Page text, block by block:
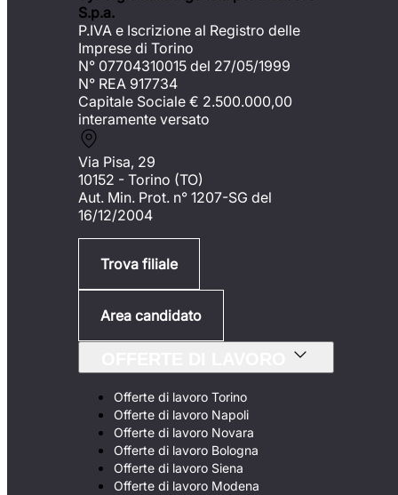
S.p.a.
P.IVA e Iscrizione al Registro delle
Imprese di Torino
N° 07704310015 del 27/05/1999
N° REA 917734
Capitale Sociale € 2.500.000,00
interamente versato
Via Pisa, 29
10152 - Torino (TO)
Aut. Min. Prot. n° 1207-SG del
16/12/2004
Trova filiale
Area candidato
Offerte di lavoro Torino
Offerte di lavoro Napoli
Offerte di lavoro Novara
Offerte di lavoro Bologna
Offerte di lavoro Siena
Offerte di lavoro Modena